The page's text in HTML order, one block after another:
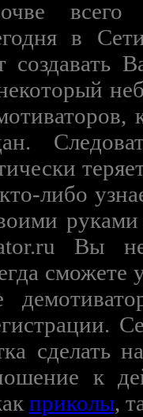
всего
в
создавать
либо
Вы
сможете
к
приколы,